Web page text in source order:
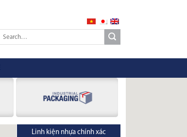
Linh kiện nhựa chính xác